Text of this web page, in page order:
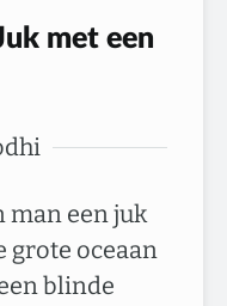
met een
man een juk
grote oceaan
blinde